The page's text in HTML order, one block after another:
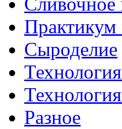
Сыроделие
Разное